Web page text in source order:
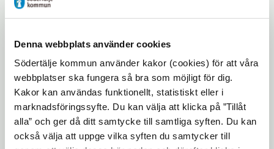
Denna webbplats använder cookies
Södertälje kommun använder kakor (cookies) för att våra
webbplatser ska fungera så bra som möjligt för dig.
Kakor kan användas funktionellt, statistiskt eller i
marknadsföringssyfte. Du kan välja att klicka på ”Tillåt
alla” och ger då ditt samtycke till samtliga syften. Du kan
också välja att uppge vilka syften du samtycker till
link Om campingen